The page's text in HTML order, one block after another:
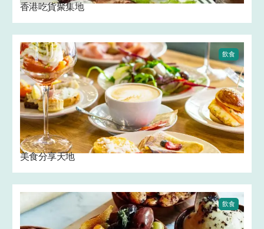
香港吃貨聚集地
飲食
美食分享天地
飲食